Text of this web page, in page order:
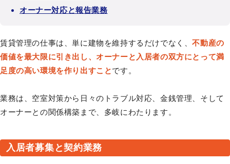
オーナー対応と報告業務
賃貸管理の仕事は、単に建物を維持するだけでなく、不動産の
価値を最大限に引き出し、オーナーと入居者の双方にとって満
足度の高い環境を作り出すことです。
業務は、空室対策から日々のトラブル対応、金銭管理、そして
オーナーとの関係構築まで、多岐にわたります。
入居者募集と契約業務